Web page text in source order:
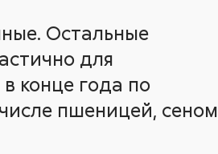
Остальные
для
конце года по
пшеницей, сеном,